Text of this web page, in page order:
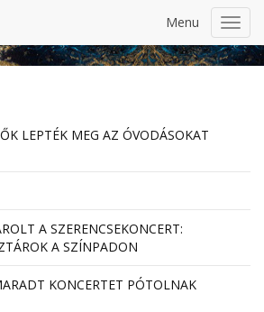
Menu
LEPTÉK MEG AZ ÓVODÁSOKAT
A SZERENCSEKONCERT:
A SZÍNPADON
KONCERTET PÓTOLNAK